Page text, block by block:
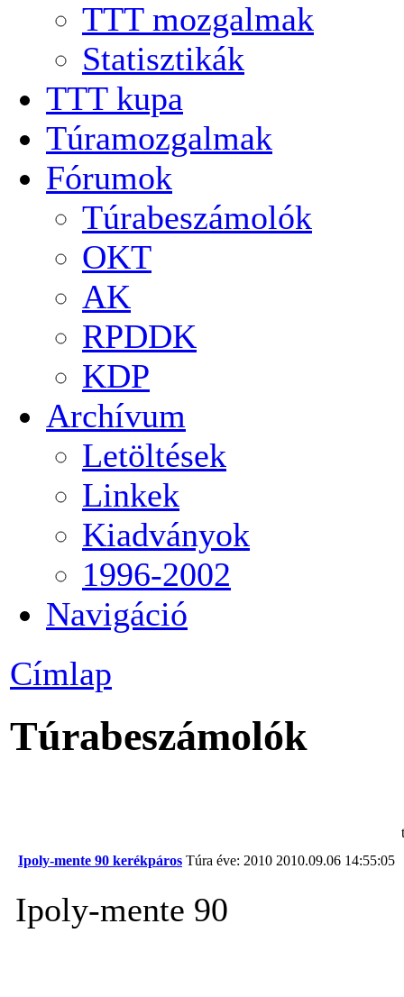
TTT mozgalmak
Statisztikák
TTT kupa
Túramozgalmak
Fórumok
Túrabeszámolók
OKT
AK
RPDDK
KDP
Archívum
Letöltések
Linkek
Kiadványok
1996-2002
Navigáció
Címlap
Túrabeszámolók
Ipoly-mente 90 kerékpáros Túra éve: 2010 2010.09.06 14:55:05
Ipoly-mente 90